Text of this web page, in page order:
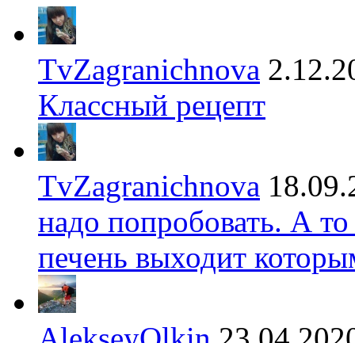
TvZagranichnova
Классный рецепт
TvZagranichnova
надо попробовать. А
печень выходит